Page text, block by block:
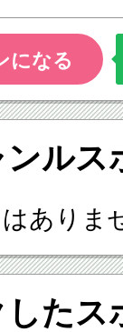
ルス
ありま
たス